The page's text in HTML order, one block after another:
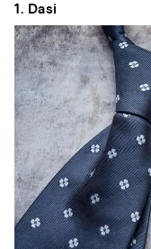
1. Dasi